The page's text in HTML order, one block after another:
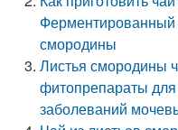
Ферментированный
смородины
Листья смородины
фитопрепараты
заболеваний